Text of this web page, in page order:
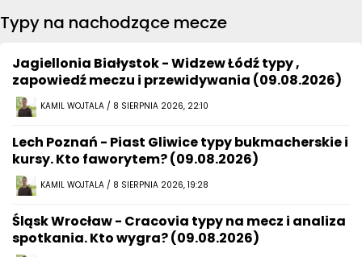
Typy na nachodzące mecze
Jagiellonia Białystok - Widzew Łódź typy ,
zapowiedź meczu i przewidywania (09.08.2026)
KAMIL WOJTALA / 8 SIERPNIA 2026, 22:10
Lech Poznań - Piast Gliwice typy bukmacherskie i
kursy. Kto faworytem? (09.08.2026)
KAMIL WOJTALA / 8 SIERPNIA 2026, 19:28
Śląsk Wrocław - Cracovia typy na mecz i analiza
spotkania. Kto wygra? (09.08.2026)